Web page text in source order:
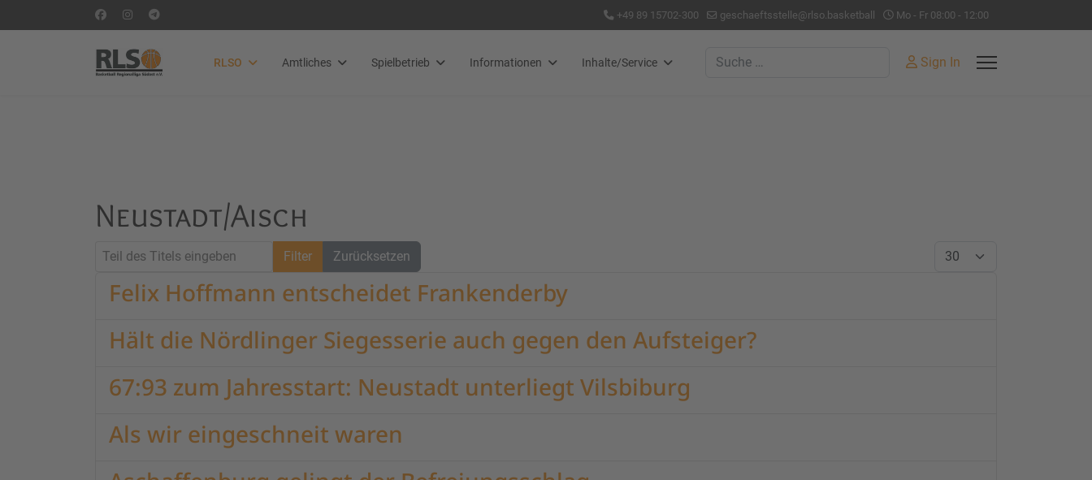
+49 89 15702-300 geschaeftsstelle@rlso.basketball Mo - Fr 08:00 - 12:00
RLSO Amtliches Spielbetrieb Informationen Inhalte/Service Suchen Sign In
Neustadt/Aisch
Teil des Titels eingeben Filter Zurücksetzen Anzeige #
Felix Hoffmann entscheidet Frankenderby
Hält die Nördlinger Siegesserie auch gegen den Aufsteiger?
67:93 zum Jahresstart: Neustadt unterliegt Vilsbiburg
Als wir eingeschneit waren